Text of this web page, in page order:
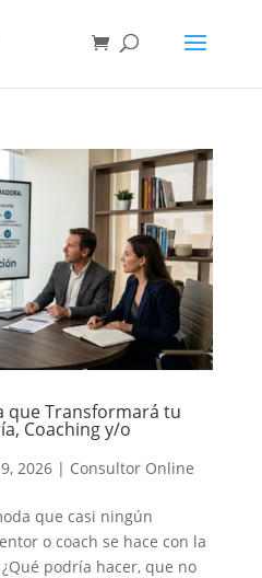
que Transformará tu
Coaching y/o
2026| Consultor Online
que casi ningún
o coach se hace con la
podría hacer, que no